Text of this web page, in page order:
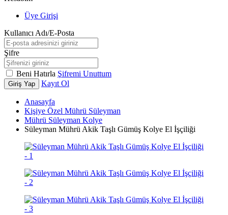
Üye Girişi
Kullanıcı Adı/E-Posta
Şifre
Beni Hatırla Şifremi Unuttum
Giriş Yap Kayıt Ol
Anasayfa
Kişiye Özel Mührü Süleyman
Mührü Süleyman Kolye
Süleyman Mührü Akik Taşlı Gümüş Kolye El İşçiliği